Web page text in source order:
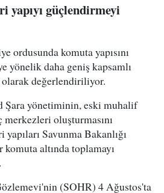
yapıyı güçlendirmeyi
ordusunda komuta yapısını
yönelik daha geniş kapsamlı
olarak değerlendiriliyor.
Şara yönetiminin, eski muhalif
merkezleri oluşturmasını
Savunma Bakanlığı
altında toplamayı
(SOHR) 4 Ağustos'ta